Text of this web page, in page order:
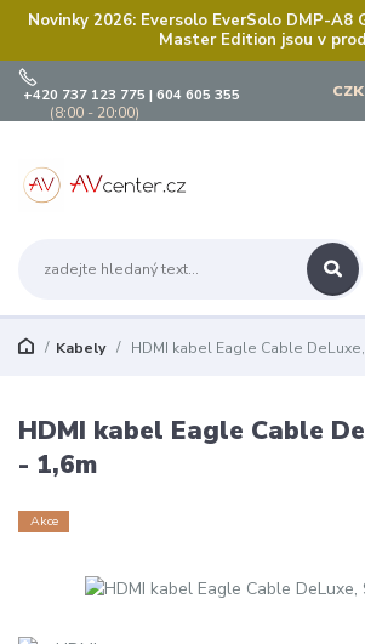
Novinky 2026: Eversolo EverSolo DMP-A8
Master Edition jsou v
CZK
+420 737 123 775 | 604 605 355
(8:00 - 20:00)
Kabely HDMI kabel Eagle Cable
HDMI kabel Eagle Cable
- 1,6m
Akce